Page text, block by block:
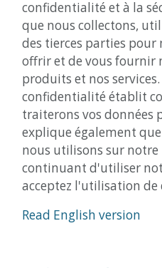
confidentialité et à la
que nous collectons,
des tierces parties
offrir et de vous fournir
produits et nos
confidentialité établit
traiterons vos données
explique également
nous utilisons sur notre
continuant d'utiliser
acceptez l'utilisation de
Read English version